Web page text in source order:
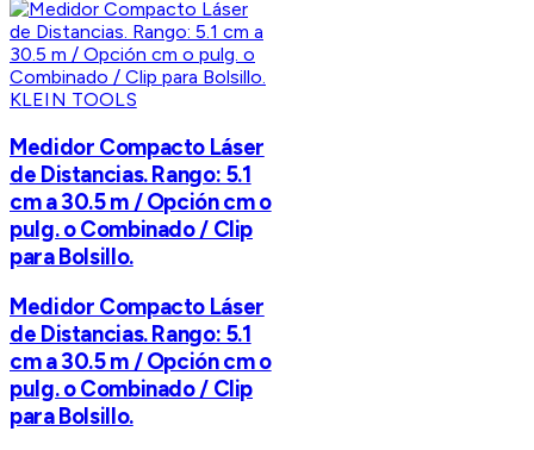
KLEIN TOOLS
Medidor Compacto Láser
de Distancias. Rango: 5.1
cm a 30.5 m / Opción cm o
pulg. o Combinado / Clip
para Bolsillo.
Medidor Compacto Láser
de Distancias. Rango: 5.1
cm a 30.5 m / Opción cm o
pulg. o Combinado / Clip
para Bolsillo.